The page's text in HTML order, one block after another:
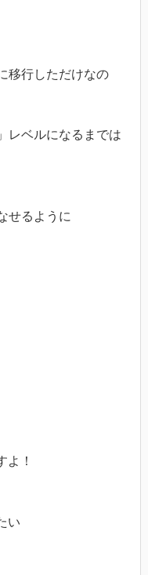
移行しただけなの
レベルになるまでは
せるように
よ！
い